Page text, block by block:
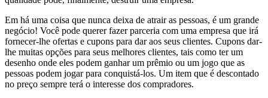
Em há uma coisa que nunca deixa de atrair as pessoas, é um grande
negócio! Você pode querer fazer parceria com uma empresa que irá
fornecer-lhe ofertas e cupons para dar aos seus clientes. Cupons dar-
lhe muitas opções para seus melhores clientes, tais como ter um
desenho onde eles podem ganhar um prêmio ou um jogo que as
pessoas podem jogar para conquistá-los. Um item que é descontado
no preço sempre terá o interesse dos compradores.